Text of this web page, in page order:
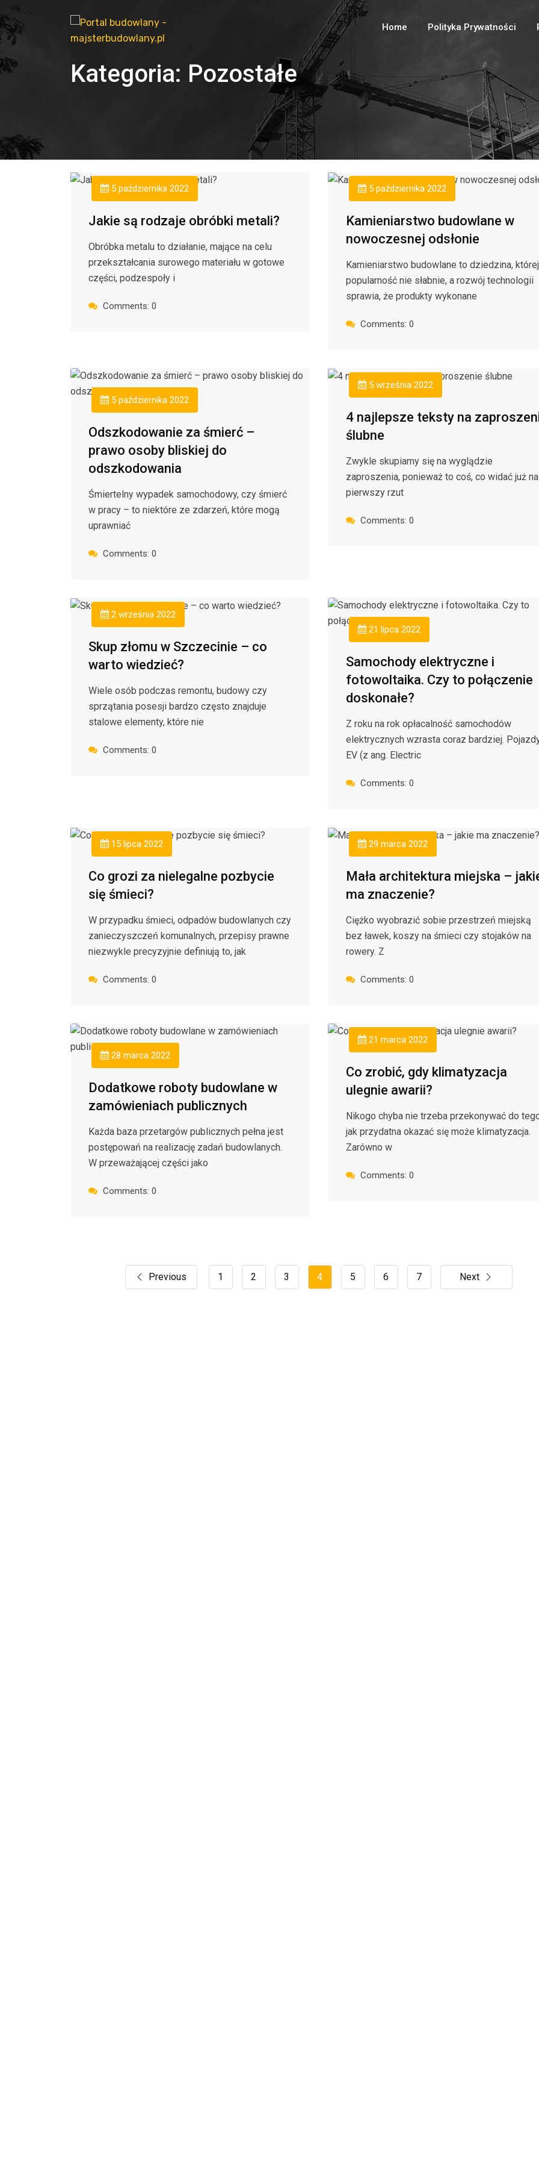
Home Polityka Prywatności
Kategoria: Pozostałe
5 października 2022
Jakie są rodzaje obróbki metali?
Obróbka metalu to działanie, mające na celu
przekształcania surowego materiału w gotowe
części, podzespoły i
Comments: 0
5 października 2022
Kamieniarstwo budowlane w
nowoczesnej odsłonie
Kamieniarstwo budowlane to dziedzina, której
popularność nie słabnie, a rozwój technologii
sprawia, że produkty wykonane
Comments: 0
5 października 2022
Odszkodowanie za śmierć –
prawo osoby bliskiej do
odszkodowania
Śmiertelny wypadek samochodowy, czy śmierć
w pracy – to niektóre ze zdarzeń, które mogą
uprawniać
Comments: 0
5 września 2022
4 najlepsze teksty na
ślubne
Zwykle skupiamy się na wyglądzie
zaproszenia, ponieważ to coś, co widać już na
pierwszy rzut
Comments: 0
2 września 2022
Skup złomu w Szczecinie – co
warto wiedzieć?
Wiele osób podczas remontu, budowy czy
sprzątania posesji bardzo często znajduje
stalowe elementy, które nie
Comments: 0
21 lipca 2022
Samochody elektryczne i
fotowoltaika. Czy to połączenie
doskonałe?
Z roku na rok opłacalność samochodów
elektrycznych wzrasta coraz bardziej.
EV (z ang. Electric
Comments: 0
15 lipca 2022
Co grozi za nielegalne pozbycie
się śmieci?
W przypadku śmieci, odpadów budowlanych czy
zanieczyszczeń komunalnych, przepisy prawne
niezwykle precyzyjnie definiują to, jak
Comments: 0
29 marca 2022
Mała architektura miejska –
ma znaczenie?
Ciężko wyobrazić sobie przestrzeń miejską
bez ławek, koszy na śmieci czy stojaków na
rowery. Z
Comments: 0
28 marca 2022
Dodatkowe roboty budowlane w
zamówieniach publicznych
Każda baza przetargów publicznych pełna jest
postępowań na realizację zadań budowlanych.
W przeważającej części jako
Comments: 0
21 marca 2022
Co zrobić, gdy klimatyzacja
ulegnie awarii?
Nikogo chyba nie trzeba przekonywać do
jak przydatna okazać się może klimatyzacja.
Zarówno w
Comments: 0
Previous 1 2 3 4 5 6 7 Next